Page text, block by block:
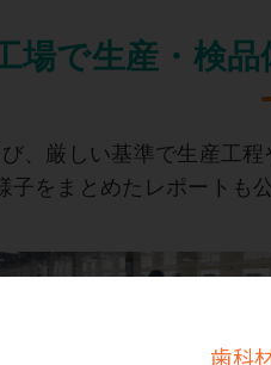
歯科
場で生産・検
、 厳しい基準で生産工
子をまとめたレポートも